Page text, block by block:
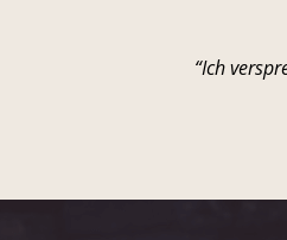
“Ich